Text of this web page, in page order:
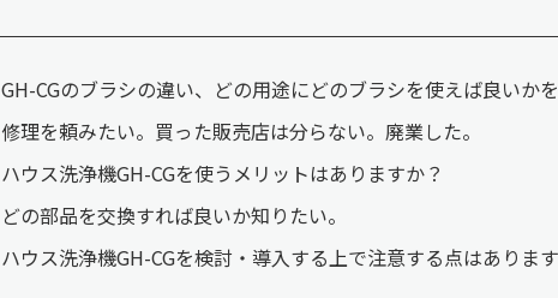
GH-CGのブラシの違い、どの用途にどのブラシを使えば良いかを
修理を頼みたい。買った販売店は分らない。廃業した。
ハウス洗浄機GH-CGを使うメリットはありますか？
どの部品を交換すれば良いか知りたい。
ハウス洗浄機GH-CGを検討・導入する上で注意する点はあります